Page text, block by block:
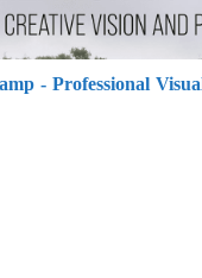
- Professional